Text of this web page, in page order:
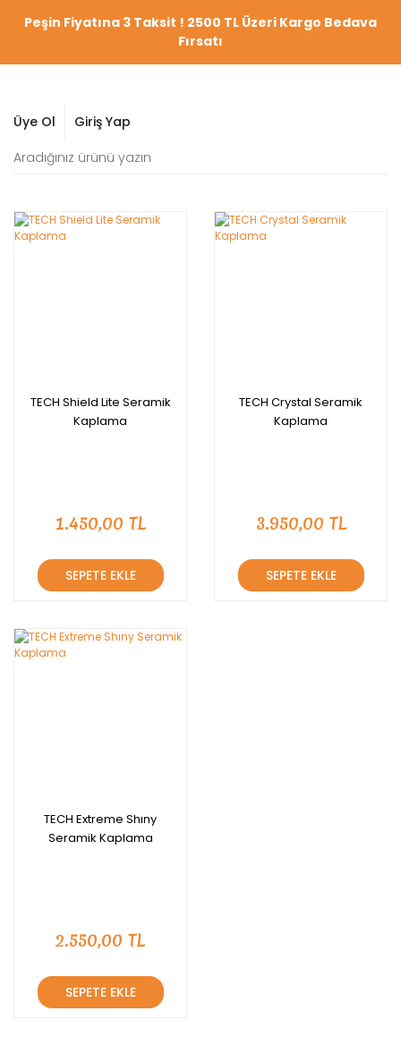
Peşin Fiyatına 3 Taksit ! 2500 TL Üzeri Kargo Bedava
Fırsatı
Üye Ol Giriş Yap
TECH Shield Lite Seramik
Kaplama
1.450,00 TL
SEPETE EKLE
TECH Crystal Seramik
Kaplama
3.950,00 TL
SEPETE EKLE
TECH Extreme Shıny
Seramik Kaplama
2.550,00 TL
SEPETE EKLE